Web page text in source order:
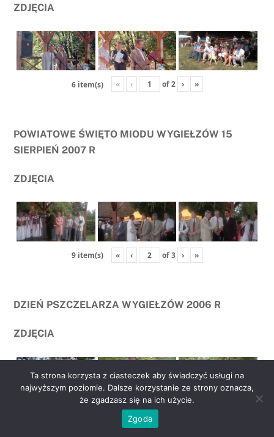
ZDJĘCIA
6 item(s) « ‹ of2 › »
POWIATOWE ŚWIĘTO MIODU WYGIEŁZÓW 15
SIERPIEŃ 2007 R
ZDJĘCIA
9 item(s) « ‹ of3 › »
DZIEŃ PSZCZELARZA WYGIEŁZÓW 2006 R
ZDJĘCIA
‹
Ta strona korzysta z ciasteczek aby świadczyć usługi na
najwyższym poziomie. Dalsze korzystanie ze strony oznacza,
że zgadzasz się na ich użycie.
Zgoda